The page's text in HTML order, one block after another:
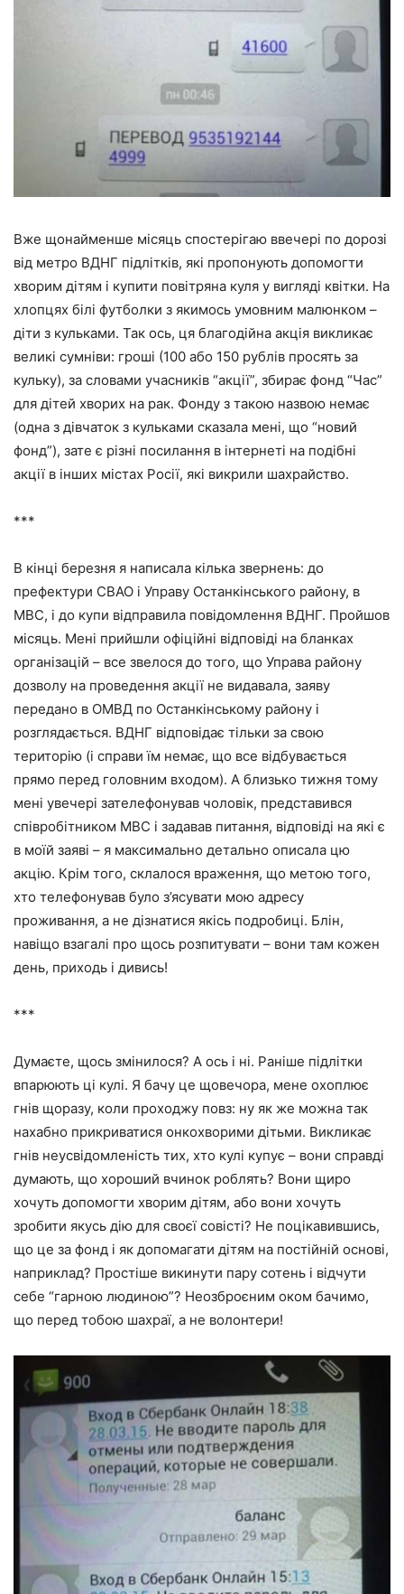
Вже щонайменше місяць спостерігаю ввечері по дорозі
від метро ВДНГ підлітків, які пропонують допомогти
хворим дітям і купити повітряна куля у вигляді квітки. На
хлопцях білі футболки з якимось умовним малюнком –
діти з кульками. Так ось, ця благодійна акція викликає
великі сумніви: гроші (100 або 150 рублів просять за
кульку), за словами учасників “акції”, збирає фонд “Час”
для дітей хворих на рак. Фонду з такою назвою немає
(одна з дівчаток з кульками сказала мені, що “новий
фонд”), зате є різні посилання в інтернеті на подібні
акції в інших містах Росії, які викрили шахрайство.
***
В кінці березня я написала кілька звернень: до
префектури СВАО і Управу Останкінського району, в
МВС, і до купи відправила повідомлення ВДНГ. Пройшов
місяць. Мені прийшли офіційні відповіді на бланках
організацій – все звелося до того, що Управа району
дозволу на проведення акції не видавала, заяву
передано в ОМВД по Останкінському району і
розглядається. ВДНГ відповідає тільки за свою
територію (і справи їм немає, що все відбувається
прямо перед головним входом). А близько тижня тому
мені увечері зателефонував чоловік, представився
співробітником МВС і задавав питання, відповіді на які є
в моїй заяві – я максимально детально описала цю
акцію. Крім того, склалося враження, що метою того,
хто телефонував було з’ясувати мою адресу
проживання, а не дізнатися якісь подробиці. Блін,
навіщо взагалі про щось розпитувати – вони там кожен
день, приходь і дивись!
***
Думаєте, щось змінилося? А ось і ні. Раніше підлітки
впарюють ці кулі. Я бачу це щовечора, мене охоплює
гнів щоразу, коли проходжу повз: ну як же можна так
нахабно прикриватися онкохворими дітьми. Викликає
гнів неусвідомленість тих, хто кулі купує – вони справді
думають, що хороший вчинок роблять? Вони щиро
хочуть допомогти хворим дітям, або вони хочуть
зробити якусь дію для своєї совісті? Не поцікавившись,
що це за фонд і як допомагати дітям на постійній основі,
наприклад? Простіше викинути пару сотень і відчути
себе “гарною людиною”? Неозброєним оком бачимо,
що перед тобою шахраї, а не волонтери!